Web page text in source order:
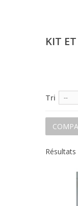
KIT
Tri --